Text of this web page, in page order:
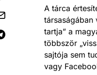
A tárca
társaságában
tartja” a
többször
sajtója sem
vagy